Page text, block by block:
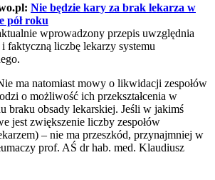
Nie będzie kary za brak lekarza w
pół roku
wprowadzony przepis uwzględnia
faktyczną liczbę lekarzy systemu
ma natomiast mowy o likwidacji zespołów
o możliwość ich przekształcenia w
braku obsady lekarskiej. Jeśli w jakimś
jest zwiększenie liczby zespołów
– nie ma przeszkód, przynajmniej w
prof. AŚ dr hab. med. Klaudiusz